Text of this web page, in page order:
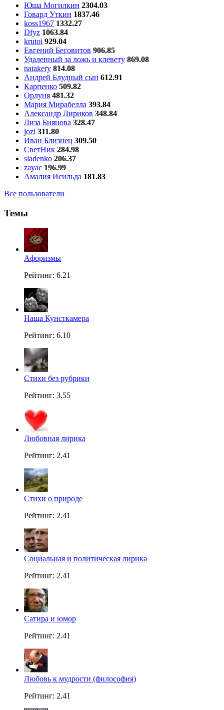
Юша Могилкин 2304.03
Говард Уткин 1837.46
koss1967 1332.27
Dfyz 1063.84
krutoi 929.04
Евгений Бесовитов 906.85
Удаленный за ложь и клевету 869.08
natakery 814.08
Андрей Блудный сын 612.91
Карпенко 509.82
Орлуня 481.32
Мария Мирабелла 393.84
Александр Лириков 348.84
Лиза Биянова 328.47
jozi 311.80
Иван Близнец 309.50
СветНик 284.98
sladenko 206.37
zayac 196.99
Амалия Исильда 181.83
Все пользователи
Темы
Aфоризмы
Рейтинг: 6.21
Наша Кунсткамера
Рейтинг: 6.10
Стихи без рубрики
Рейтинг: 3.55
Любовная лирика
Рейтинг: 2.41
Стихи о природе
Рейтинг: 2.41
Социальная и политическая лирика
Рейтинг: 2.41
Сатира и юмор
Рейтинг: 2.41
Любовь к мудрости (философия)
Рейтинг: 2.41